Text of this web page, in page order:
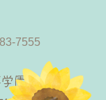
7555